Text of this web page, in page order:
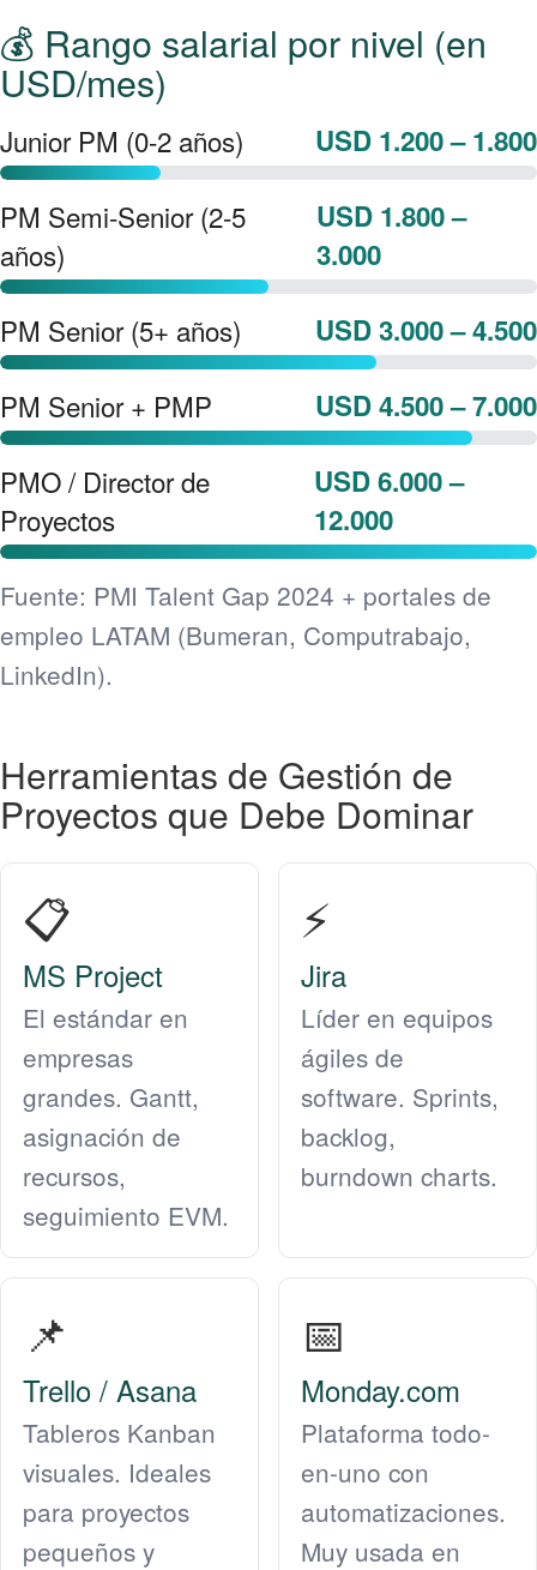
💰 Rango salarial por nivel (en
USD/mes)
Junior PM (0-2 años)
USD 1.200 – 1.800
PM Semi-Senior (2-5
años)
USD 1.800 –
3.000
PM Senior (5+ años)
USD 3.000 – 4.500
PM Senior + PMP
USD 4.500 – 7.000
PMO / Director de
Proyectos
USD 6.000 –
12.000
Fuente: PMI Talent Gap 2024 + portales de
empleo LATAM (Bumeran, Computrabajo,
LinkedIn).
Herramientas de Gestión de
Proyectos que Debe Dominar
📋
MS Project
El estándar en
empresas
grandes. Gantt,
asignación de
recursos,
seguimiento EVM.
⚡
Jira
Líder en equipos
ágiles de
software. Sprints,
backlog,
burndown charts.
📌
Trello / Asana
Tableros Kanban
visuales. Ideales
para proyectos
pequeños y
📅
Monday.com
Plataforma todo-
en-uno con
automatizaciones.
Muy usada en